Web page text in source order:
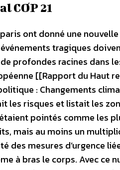
COP 21
ont donné une nouvelle
tragiques
profondes racines dans
[[Rapport du Haut
: Changements
les risques et listait les
pointés comme les
mais au moins un
des mesures d’urgence
à bras le corps. Avec ce